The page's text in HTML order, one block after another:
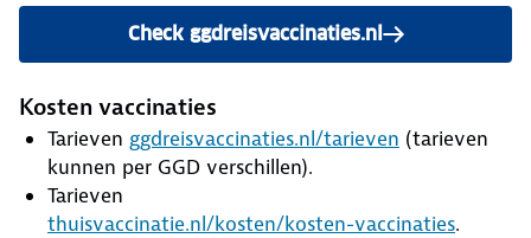
Check ggdreisvaccinaties.nl
Kosten vaccinaties
Tarieven ggdreisvaccinaties.nl/tarieven (tarieven
kunnen per GGD verschillen).
Tarieven
thuisvaccinatie.nl/kosten/kosten-vaccinaties.